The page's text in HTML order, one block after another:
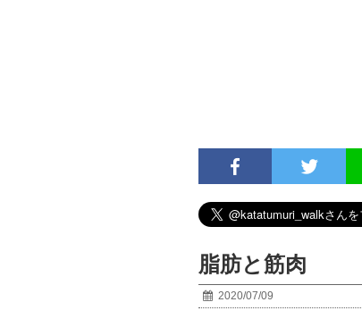
脂肪と筋肉
2020/07/09